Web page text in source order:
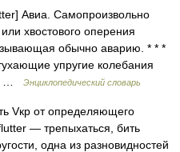
Авиа. Самопроизвольно
хвостового оперения
обычно аварию. * * *
упругие колебания
…
Энциклопедический словарь
Vкр от определяющего
— трепыхаться, бить
одна из разновидностей